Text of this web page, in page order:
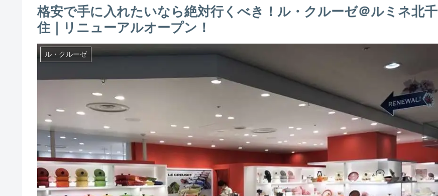
格安で手に入れたいなら絶対行くべき！ル・クルーゼ＠ルミネ北千
住｜リニューアルオープン！
ル・クルーゼ